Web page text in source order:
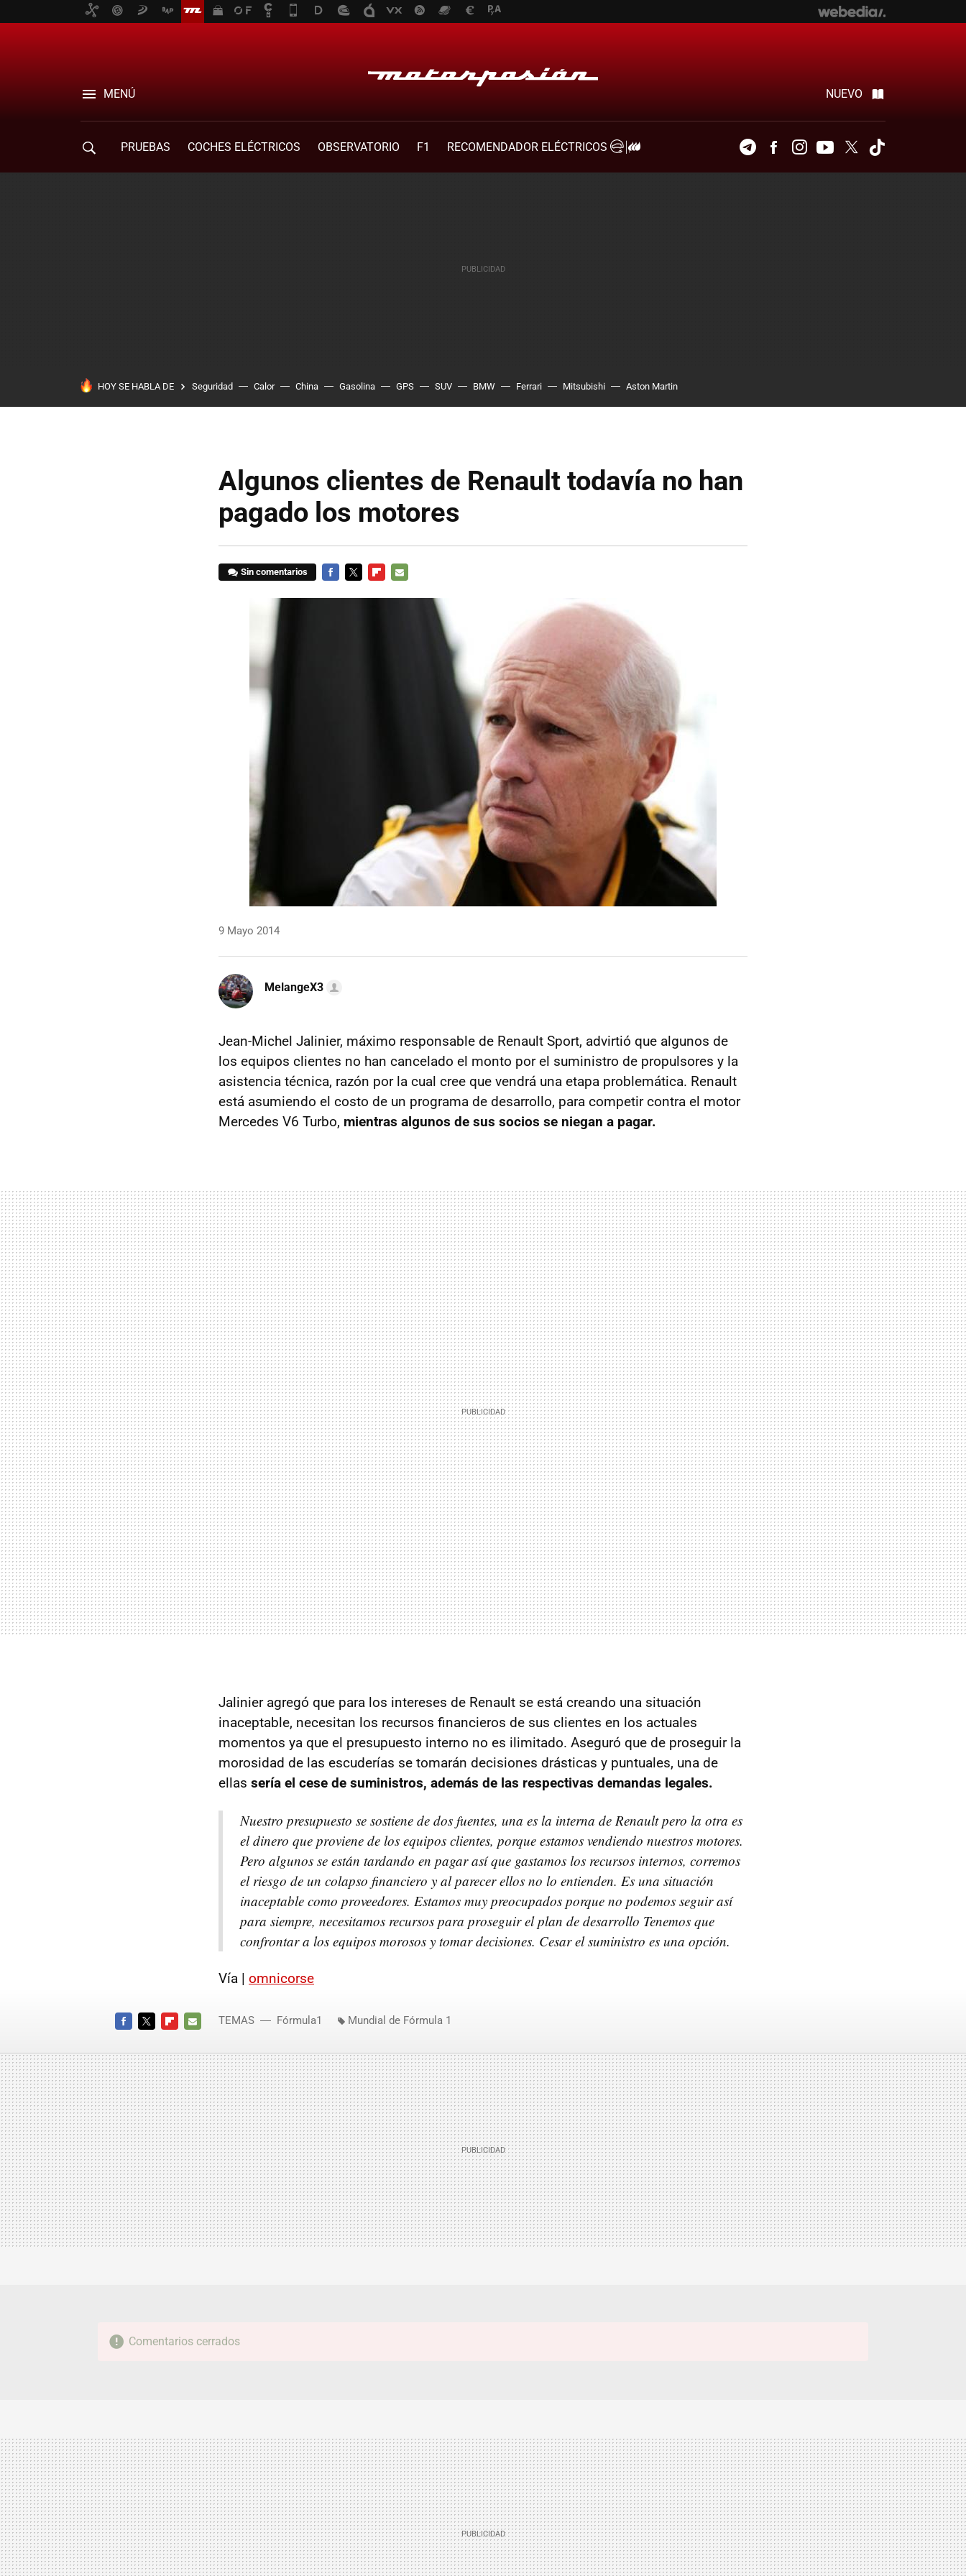
MENÚ NUEVO
PRUEBAS COCHES ELÉCTRICOS OBSERVATORIO F1
RECOMENDADOR ELÉCTRICOS
TelegramFacebookInstagramYoutubeTwitter
HOY SE HABLA DE Seguridad Calor China Gasolina GPS SUV BMW Ferrari Mitsubishi Aston Martin
Algunos clientes de Renault todavía no han
pagado los motores
Sin comentarios
9 Mayo 2014
MelangeX3
Jean-Michel Jalinier, máximo responsable de Renault Sport, advirtió que algunos de
los equipos clientes no han cancelado el monto por el suministro de propulsores y la
asistencia técnica, razón por la cual cree que vendrá una etapa problemática. Renault
está asumiendo el costo de un programa de desarrollo, para competir contra el motor
Mercedes V6 Turbo, mientras algunos de sus socios se niegan a pagar.
Jalinier agregó que para los intereses de Renault se está creando una situación
inaceptable, necesitan los recursos financieros de sus clientes en los actuales
momentos ya que el presupuesto interno no es ilimitado. Aseguró que de proseguir la
morosidad de las escuderías se tomarán decisiones drásticas y puntuales, una de
ellas sería el cese de suministros, además de las respectivas demandas legales.
Nuestro presupuesto se sostiene de dos fuentes, una es la interna de Renault pero la otra es
el dinero que proviene de los equipos clientes, porque estamos vendiendo nuestros motores.
Pero algunos se están tardando en pagar así que gastamos los recursos internos, corremos
el riesgo de un colapso financiero y al parecer ellos no lo entienden. Es una situación
inaceptable como proveedores. Estamos muy preocupados porque no podemos seguir así
para siempre, necesitamos recursos para proseguir el plan de desarrollo Tenemos que
confrontar a los equipos morosos y tomar decisiones. Cesar el suministro es una opción.
Vía | omnicorse
MAIL
TEMAS Fórmula1 Mundial de Fórmula 1
Comentarios cerrados